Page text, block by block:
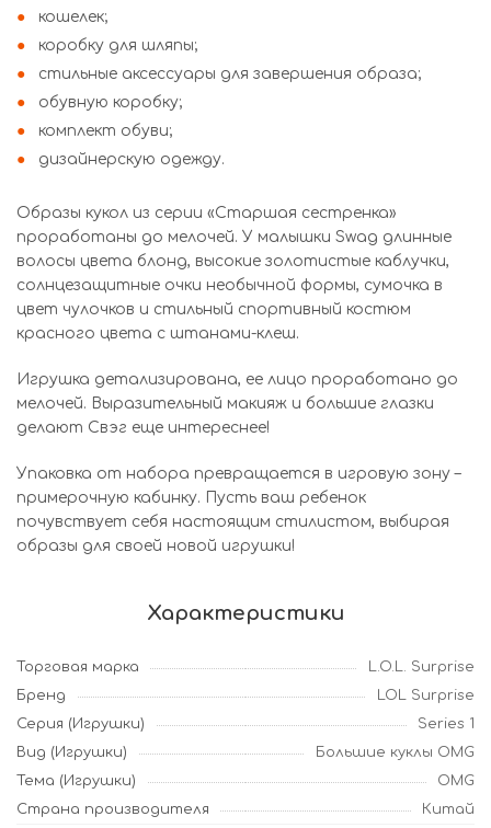
кошелек;
коробку для шляпы;
стильные аксессуары для завершения образа;
обувную коробку;
комплект обуви;
дизайнерскую одежду.
Образы кукол из серии «Старшая сестренка»
проработаны до мелочей. У малышки Swag длинные
волосы цвета блонд, высокие золотистые каблучки,
солнцезащитные очки необычной формы, сумочка в
цвет чулочков и стильный спортивный костюм
красного цвета с штанами-клеш.
Игрушка детализирована, ее лицо проработано до
мелочей. Выразительный макияж и большие глазки
делают Свэг еще интереснее!
Упаковка от набора превращается в игровую зону –
примерочную кабинку. Пусть ваш ребенок
почувствует себя настоящим стилистом, выбирая
образы для своей новой игрушки!
Характеристики
Торговая марка
L.O.L. Surprise
Бренд
LOL Surprise
Серия (Игрушки)
Series 1
Вид (Игрушки)
Большие куклы OMG
Тема (Игрушки)
OMG
Страна производителя
Китай